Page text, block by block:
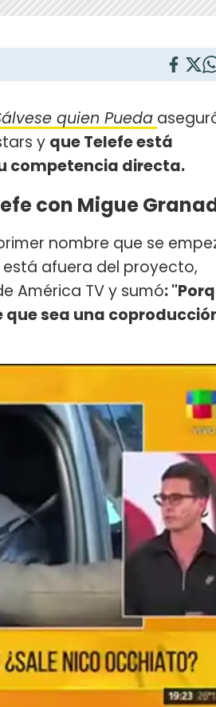
quien Pueda
y que Telefe está
competencia directa.
con Migue
nombre que se
afuera del proyecto,
América TV y sumó:
que sea una